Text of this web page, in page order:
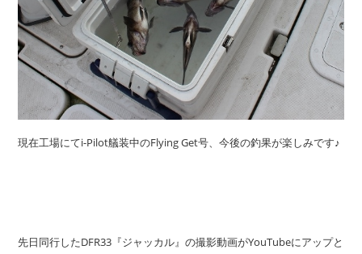
現在工場にてi-Pilot艤装中のFlying Get号、今後の釣果が楽しみです♪
先日同行したDFR33『ジャッカル』の撮影動画がYouTubeにアップと